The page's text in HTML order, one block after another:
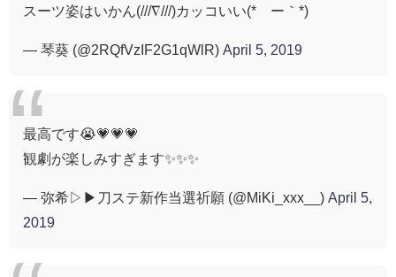
スーツ姿はいかん(///∇///)カッコいい(*´ー｀*)
— 琴葵 (@2RQfVzIF2G1qWlR) April 5, 2019
最高です😭💗💗💗
観劇が楽しみすぎます✨✨✨
— 弥希▷▶︎刀ステ新作当選祈願 (@MiKi_xxx__) April 5,
2019